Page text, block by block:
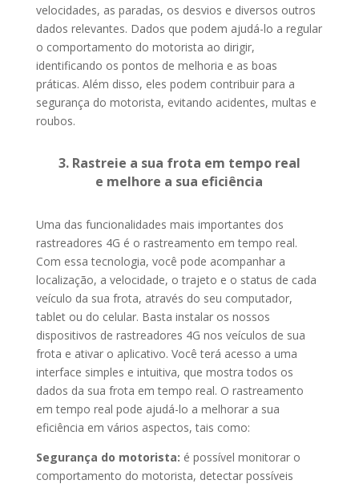
velocidades, as paradas, os desvios e diversos outros
dados relevantes. Dados que podem ajudá-lo a regular
o comportamento do motorista ao dirigir,
identificando os pontos de melhoria e as boas
práticas. Além disso, eles podem contribuir para a
segurança do motorista, evitando acidentes, multas e
roubos.
3. Rastreie a sua frota em tempo real
e melhore a sua eficiência
Uma das funcionalidades mais importantes dos
rastreadores 4G é o rastreamento em tempo real.
Com essa tecnologia, você pode acompanhar a
localização, a velocidade, o trajeto e o status de cada
veículo da sua frota, através do seu computador,
tablet ou do celular. Basta instalar os nossos
dispositivos de rastreadores 4G nos veículos de sua
frota e ativar o aplicativo. Você terá acesso a uma
interface simples e intuitiva, que mostra todos os
dados da sua frota em tempo real. O rastreamento
em tempo real pode ajudá-lo a melhorar a sua
eficiência em vários aspectos, tais como:
Segurança do motorista: é possível monitorar o
comportamento do motorista, detectar possíveis